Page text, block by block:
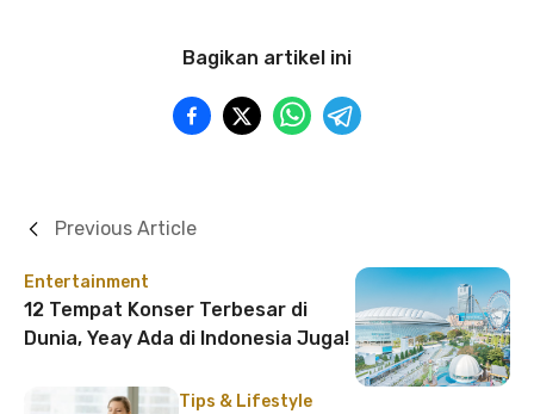
Bagikan artikel ini
Entertainment
12 Tempat Konser Terbesar di
Dunia, Yeay Ada di Indonesia Juga!
Previous Article
Tips & Lifestyle